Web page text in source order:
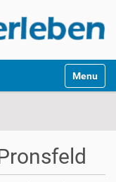
Toggle